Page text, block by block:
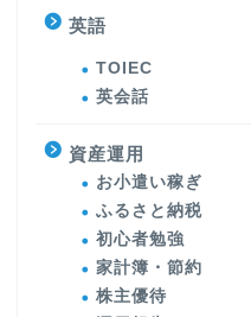
英語
TOIEC
英会話
資産運用
お小遣い稼ぎ
ふるさと納税
初心者勉強
家計簿・節約
株主優待